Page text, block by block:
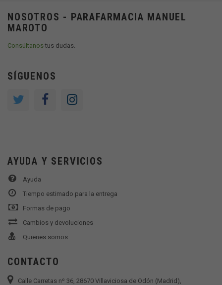
NOSOTROS - PARAFARMACIA MANUEL
MAROTO
Consúltanostus dudas.
SÍGUENOS
AYUDA Y SERVICIOS
Ayuda
Tiempo estimado para la entrega
Formas de pago
Cambios y devoluciones
Quienes somos
CONTACTO
Calle Carretas nº 36, 28670 Villaviciosa de Odón (Madrid),